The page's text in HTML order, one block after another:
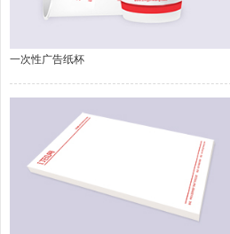
一次性广告纸杯